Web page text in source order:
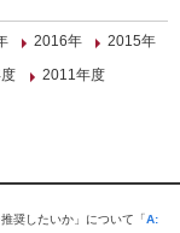
2016年
2015年
2011年度
奨したいか」について「A: